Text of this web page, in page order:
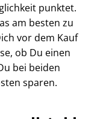
punktet.
am besten zu
vor dem Kauf
ob Du einen
bei beiden
sparen.